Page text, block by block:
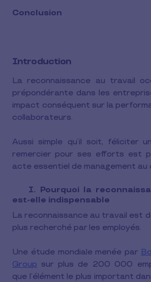
Conclusion
Introduction
La reconnaissance au travail
prépondérante dans les
impact conséquent sur la
collaborateurs.
Aussi simple qu’il soit, féliciter
remercier pour ses efforts est
acte essentiel de management au
I. Pourquoi la
est-elle indispensable
La reconnaissance au travail est
plus recherché par les employés.
Une étude mondiale menée par
Group sur plus de 200 000
que l’élément le plus important